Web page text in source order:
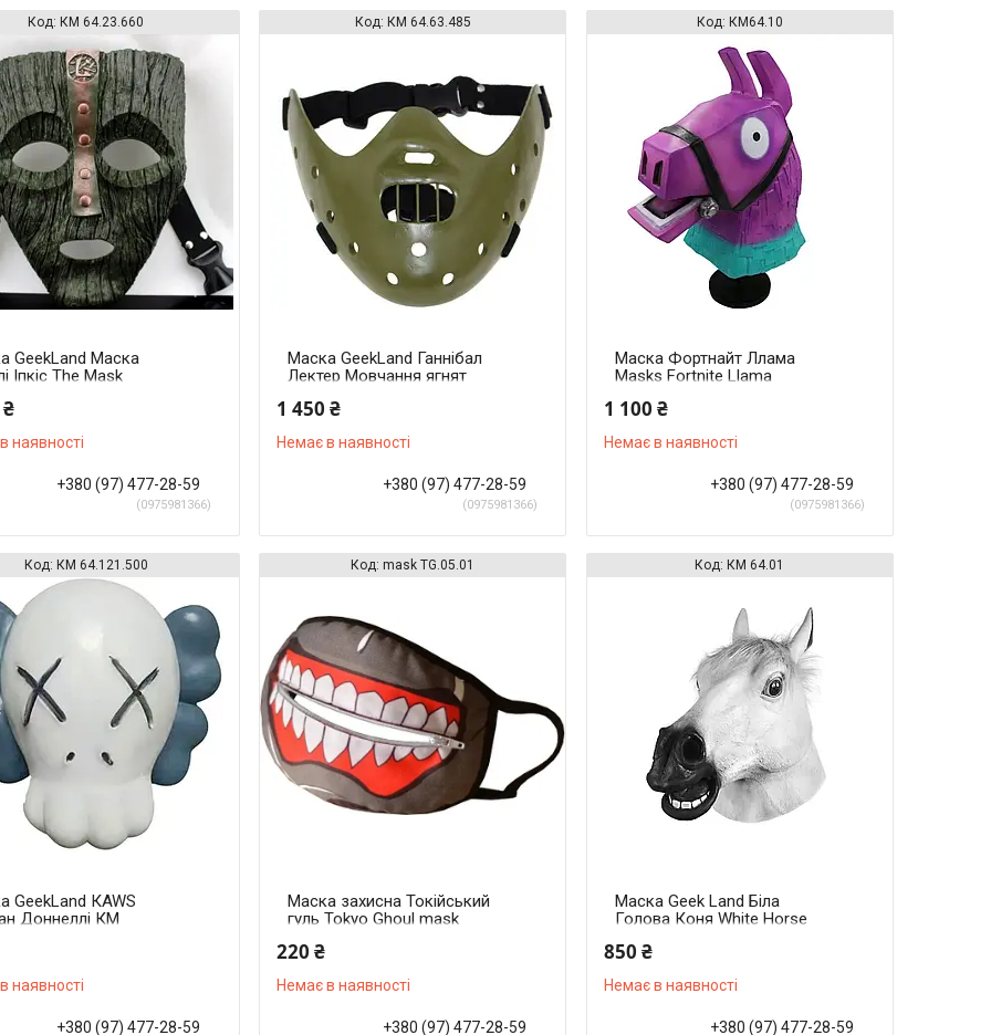
КМ 64.23.660
GeekLand Маска
Іпкіс The Mask
наявності
+380 (97) 477-28-59
0975981366
КМ 64.63.485
Маска GeekLand Ганнібал
Лектер Мовчання ягнят
of the Lambs КМ 64.63.485
1 450 ₴
Немає в наявності
+380 (97) 477-28-59
0975981366
КМ64.10
Маска Фортнайт Ллама
Masks Fortnite Llama
1 100 ₴
Немає в наявності
+380 (97) 477-28-59
0975981366
КМ 64.121.500
GeekLand КAWS
Доннеллі КМ
наявності
+380 (97) 477-28-59
mask TG.05.01
Маска захисна Токійський
гуль Tokyo Ghoul mask
220 ₴
Немає в наявності
+380 (97) 477-28-59
КМ 64.01
Маска Geek Land Біла
Голова Коня White Horse
850 ₴
Немає в наявності
+380 (97) 477-28-59